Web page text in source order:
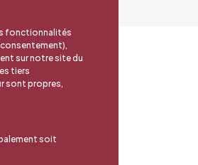
fonctionnalités
sur notre site du
tiers
sont propres,
soit